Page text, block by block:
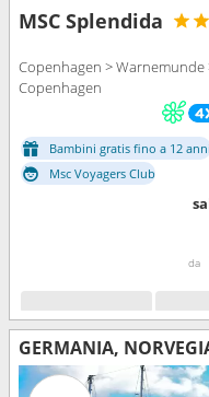
MSC Splendida
Copenhagen > Warnemunde
Copenhagen
Bambini gratis fino a 12
Msc Voyagers Club
da
GERMANIA,